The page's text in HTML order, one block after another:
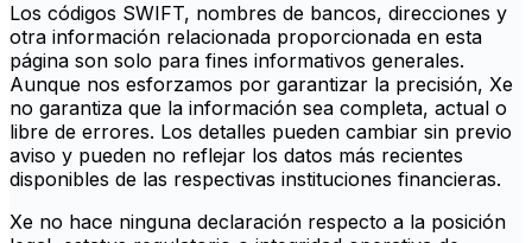
Los códigos SWIFT, nombres de bancos, direcciones y
otra información relacionada proporcionada en esta
página son solo para fines informativos generales.
Aunque nos esforzamos por garantizar la precisión, Xe
no garantiza que la información sea completa, actual o
libre de errores. Los detalles pueden cambiar sin previo
aviso y pueden no reflejar los datos más recientes
disponibles de las respectivas instituciones financieras.
Xe no hace ninguna declaración respecto a la posición